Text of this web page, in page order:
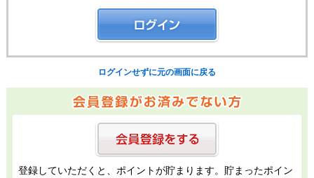
ログインせずに元の画面に戻る
登録していただくと、ポイントが貯まります。貯まったポイン